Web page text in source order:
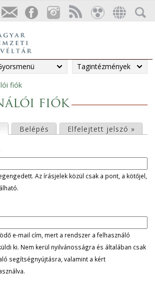
Tagintézmények
fiók
fiók
(aktív fül)
Belépés Elfelejtett jelszó »
Az írásjelek közül csak a pont, a kötőjel,
e-mail cím, mert a rendszer a felhasználó
ki. Nem kerül nyilvánosságra és általában csak
segítségnyújtásra, valamint a kért